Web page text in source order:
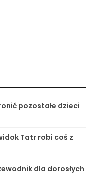
pozostałe dzieci
Tatr robi coś z
dla dorosłych